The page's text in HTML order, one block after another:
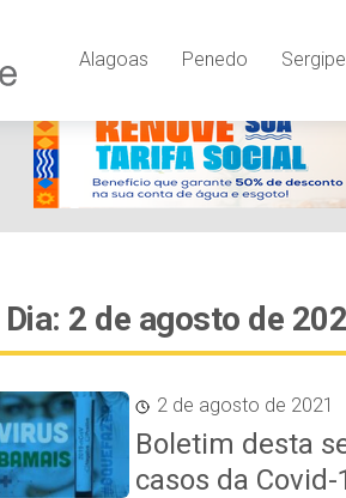
Alagoas Penedo Sergipe
Dia: 2 de agosto de
2 de agosto de 2021
Boletim desta
casos da